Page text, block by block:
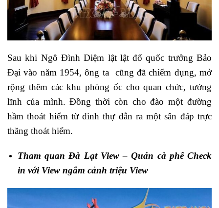
Sau khi Ngô Đình Diệm lật lật đổ quốc trưởng Bảo
Đại vào năm 1954, ông ta cũng đã chiếm dụng, mở
rộng thêm các khu phòng ốc cho quan chức, tướng
lĩnh của mình. Đồng thời còn cho đào một đường
hầm thoát hiểm từ dinh thự dẫn ra một sân đáp trực
thăng thoát hiểm.
Tham quan Đà Lạt View – Quán cà phê Check
in với View ngắm cảnh triệu View